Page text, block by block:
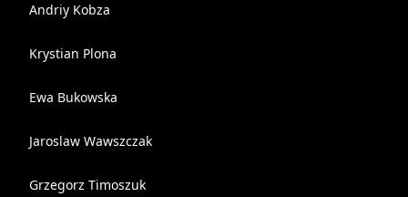
Andriy Kobza
Krystian Plona
Ewa Bukowska
Jaroslaw Wawszczak
Grzegorz Timoszuk